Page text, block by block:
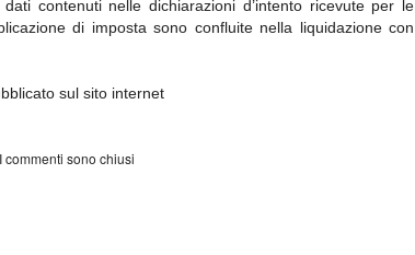
contenuti nelle dichiarazioni d’intento ricevute per le
di imposta sono confluite nella liquidazione con
sul sito internet
I commenti sono chiusi